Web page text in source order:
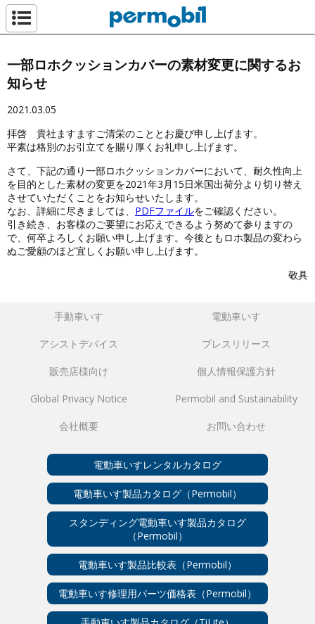
一部ロホクッションカバーの素材変更に関するお
知らせ
2021.03.05
拝啓 貴社ますますご清栄のこととお慶び申し上げます。
平素は格別のお引立てを賜り厚くお礼申し上げます。
さて、下記の通り一部ロホクッションカバーにおいて、耐久性向上
を目的とした素材の変更を2021年3月15日米国出荷分より切り替え
させていただくことをお知らせいたします。
なお、詳細に尽きましては、 PDFファイルをご確認ください。
引き続き、お客様のご要望にお応えできるよう努めて参りますの
で、何卒よろしくお願い申し上げます。今後ともロホ製品の変わら
ぬご愛顧のほど宜しくお願い申し上げます。
敬具
手動車いす 電動車いす
アシストデバイス プレスリリース
販売店様向け 個人情報保護方針
Global Privacy Notice Permobil and Sustainability
会社概要 お問い合わせ
電動車いすレンタルカタログ
電動車いす製品カタログ（Permobil）
スタンディング電動車いす製品カタログ
（Permobil）
電動車いす製品比較表（Permobil）
電動車いす修理用パーツ価格表（Permobil）